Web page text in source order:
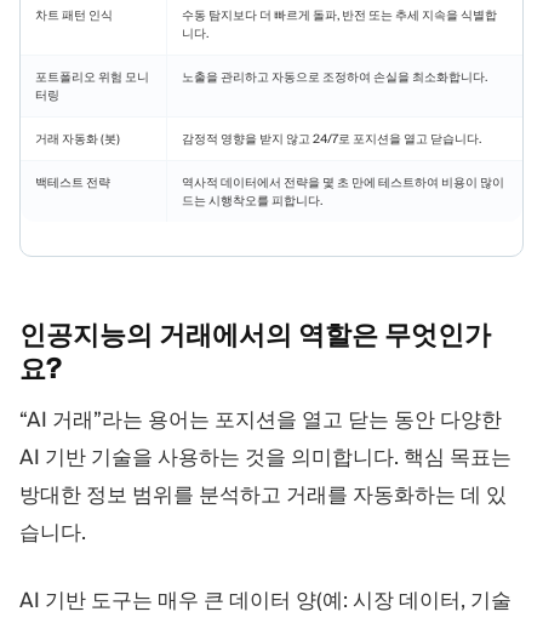
차트 패턴 인식
수동 탐지보다 더 빠르게 돌파, 반전 또는 추세 지속을 식별합
니다.
포트폴리오 위험 모니
터링
노출을 관리하고 자동으로 조정하여 손실을 최소화합니다.
거래 자동화 (봇) 감정적 영향을 받지 않고 24/7로 포지션을 열고 닫습니다.
백테스트 전략
역사적 데이터에서 전략을 몇 초 만에 테스트하여 비용이 많이
드는 시행착오를 피합니다.
인공지능의 거래에서의 역할은 무엇인가
요?
“AI 거래”라는 용어는 포지션을 열고 닫는 동안 다양한
AI 기반 기술을 사용하는 것을 의미합니다. 핵심 목표는
방대한 정보 범위를 분석하고 거래를 자동화하는 데 있
습니다.
AI 기반 도구는 매우 큰 데이터 양(예: 시장 데이터, 기술